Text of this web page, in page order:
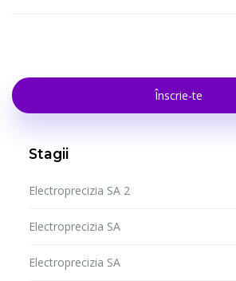
Înscrie-te
Stagii
Electroprecizia SA 2
Electroprecizia SA
Electroprecizia SA